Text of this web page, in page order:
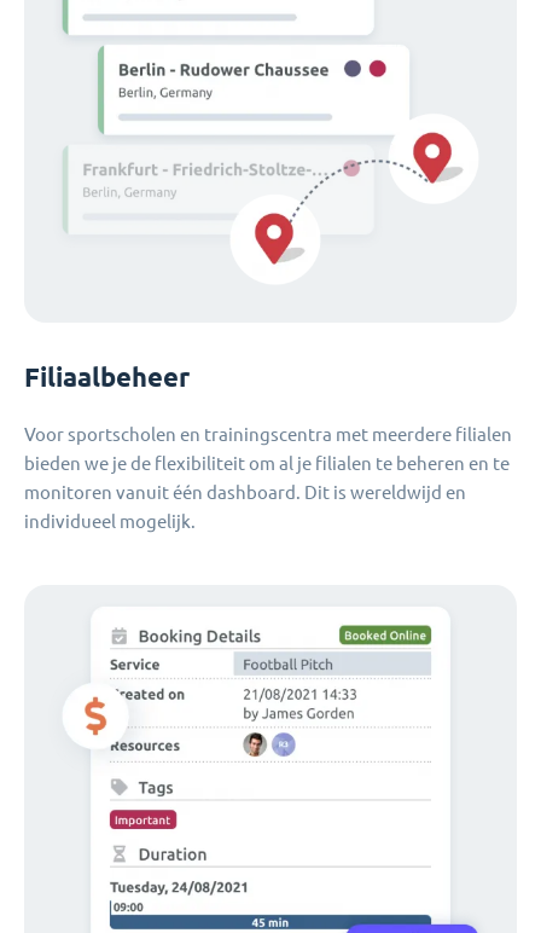
Filiaalbeheer
Voor sportscholen en trainingscentra met meerdere filialen
bieden we je de flexibiliteit om al je filialen te beheren en te
monitoren vanuit één dashboard. Dit is wereldwijd en
individueel mogelijk.